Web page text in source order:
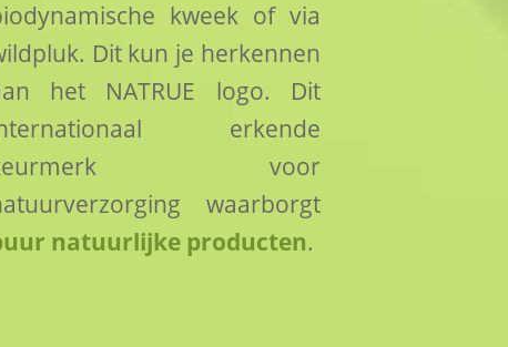
kweek of via
Dit kun je herkennen
het NATRUE logo. Dit
erkende
voor
waarborgt
natuurlijke producten.